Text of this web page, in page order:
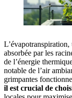
L’évapotranspiration,
absorbée par les
de l’énergie
notable de l’air
grimpantes
il est crucial de